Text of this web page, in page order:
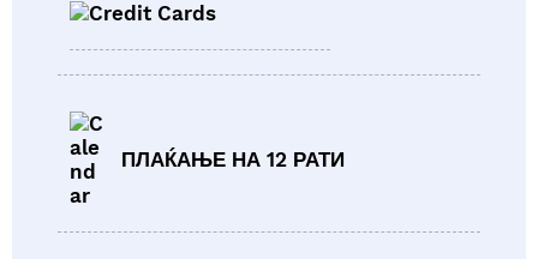
ПЛАЌАЊЕ НА 12 РАТИ